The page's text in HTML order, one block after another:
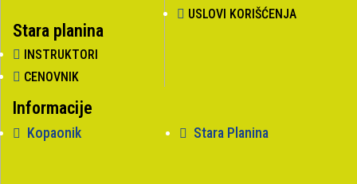
Stara planina
INSTRUKTORI
CENOVNIK
USLOVI KORIŠĆENJA
Informacije
Kopaonik Stara Planina